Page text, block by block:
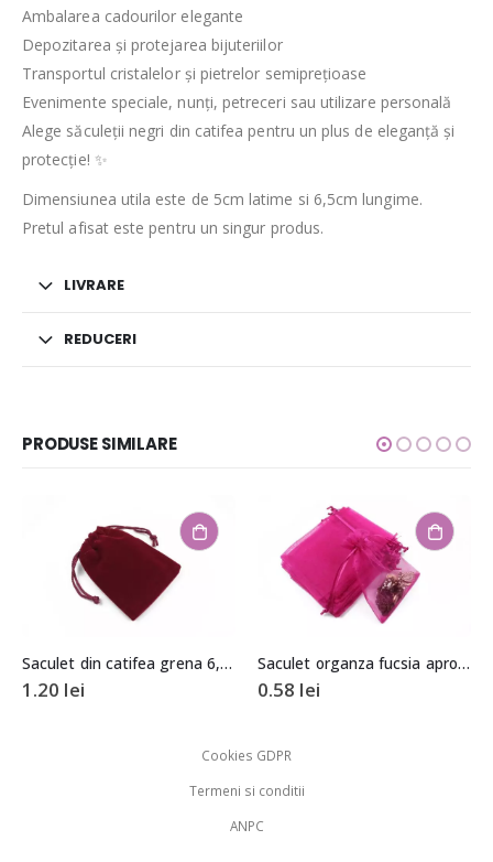
Ambalarea cadourilor elegante
Depozitarea și protejarea bijuteriilor
Transportul cristalelor și pietrelor semiprețioase
Evenimente speciale, nunți, petreceri sau utilizare personală
Alege săculeții negri din catifea pentru un plus de eleganță și
protecție! ✨
Dimensiunea utila este de 5cm latime si 6,5cm lungime.
Pretul afisat este pentru un singur produs.
LIVRARE
REDUCERI
PRODUSE SIMILARE
Saculet din catifea grena 6,5×9,5cm Saculet organza fucsia aprox. 8,5×11,5cm
Cookies GDPR
Termeni si conditii
ANPC